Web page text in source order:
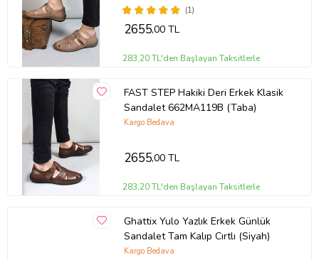
(1)
2655,00 TL
283,20 TL'den Başlayan Taksitlerle
FAST STEP Hakiki Deri Erkek Klasik
Sandalet 662MA119B (Taba)
Kargo Bedava
2655,00 TL
283,20 TL'den Başlayan Taksitlerle
Ghattix Yulo Yazlık Erkek Günlük
Sandalet Tam Kalıp Cırtlı (Siyah)
Kargo Bedava